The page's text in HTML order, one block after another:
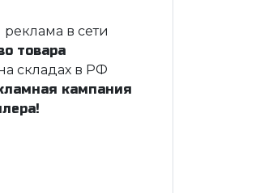
в сети
товара
складах в РФ
кампания